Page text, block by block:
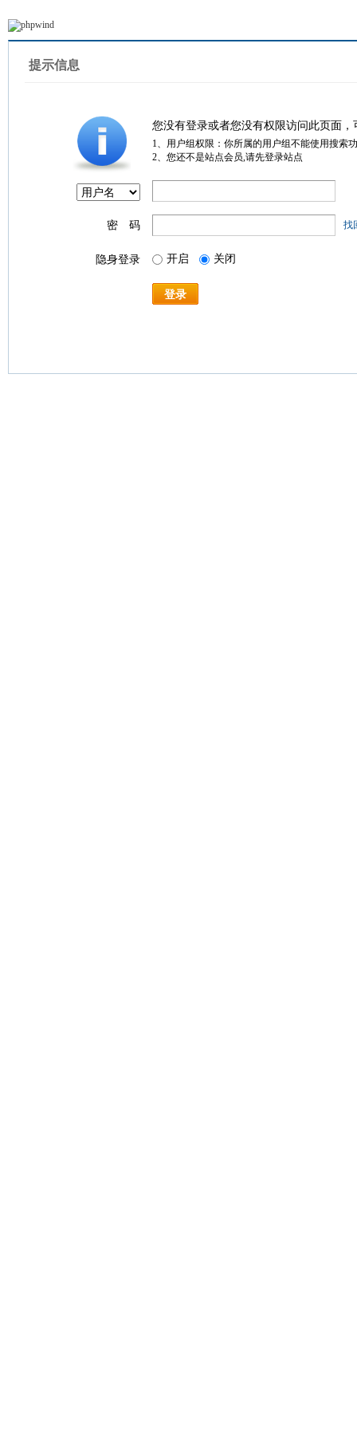
提示信息
您没有登录或者您没有权限访问此页面
1、用户组权限：你所属的用户组不能使用搜索
2、您还不是站点会员,请先登录站点
密 码 找
隐身登录 开启 关闭
登录